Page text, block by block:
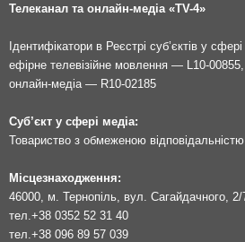
Телеканал та онлайн-медіа «TV-4»
Ідентифікатори в Реєстрі суб’єктів у
ефірне телевізійне мовлення — L10-
онлайн-медіа — R10-02185
Суб’єкт у сфері медіа:
Товариство з обмеженою
Місцезнаходження:
46000, м. Тернопіль, вул. Сагайдачного, 2/
тел. +38 0352 52 31 40
тел. +38 096 89 57 039